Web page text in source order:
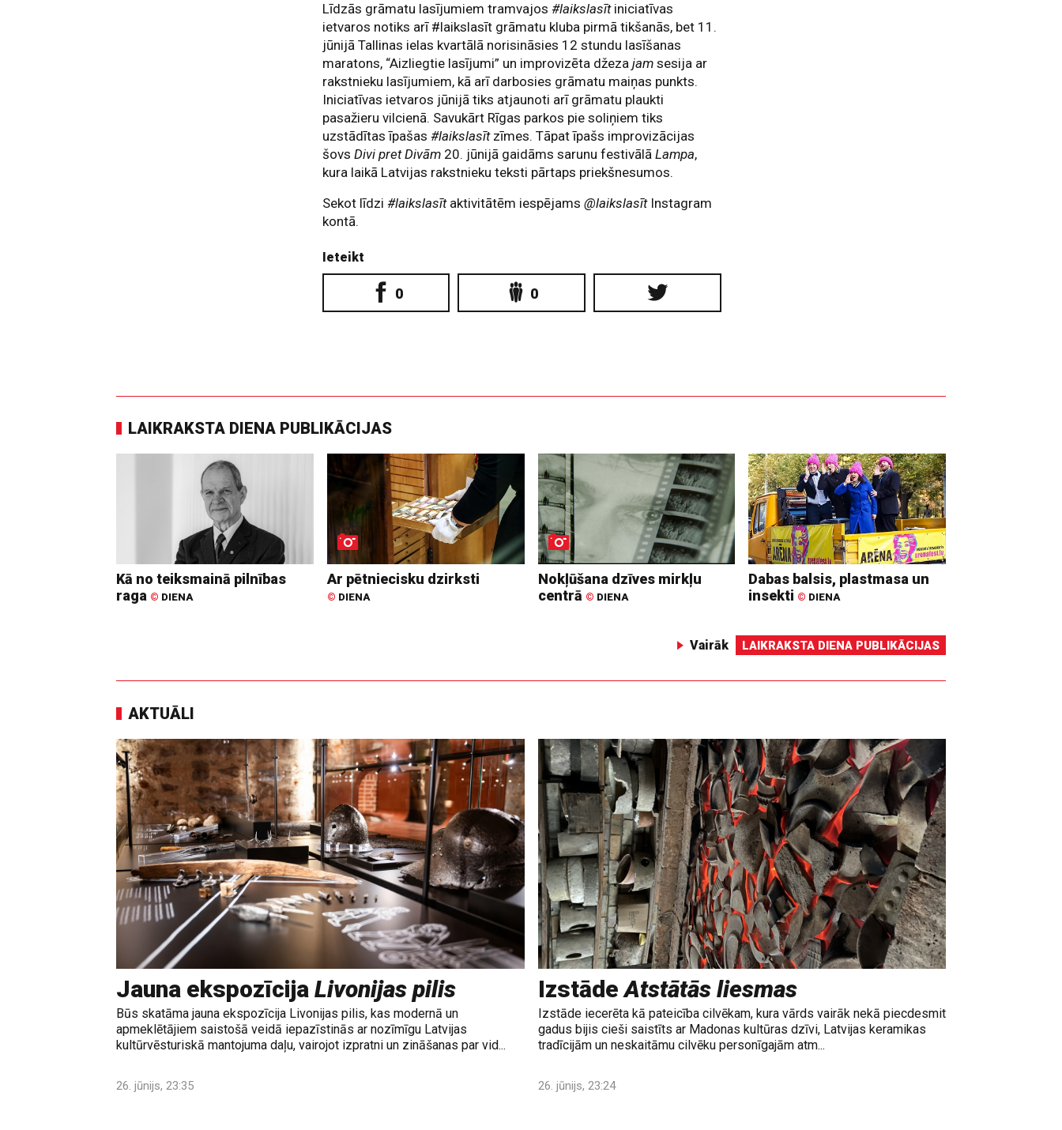
Līdzās grāmatu lasījumiem tramvajos#laikslasītiniciatīvas
ietvaros notiks arī #laikslasīt grāmatu kluba pirmā tikšanās, bet 11.
jūnijā Tallinas ielas kvartālā norisināsies 12 stundu lasīšanas
maratons, “Aizliegtie lasījumi” un improvizēta džezajam sesija ar
rakstnieku lasījumiem, kā arī darbosies grāmatu maiņas punkts.
Iniciatīvas ietvaros jūnijā tiks atjaunoti arī grāmatu plaukti
pasažieru vilcienā. Savukārt Rīgas parkos pie soliņiem tiks
uzstādītas īpašas#laikslasīt zīmes. Tāpat īpašs improvizācijas
šovsDivi pret Divām 20. jūnijā gaidāms sarunu festivālāLampa,
kura laikā Latvijas rakstnieku teksti pārtaps priekšnesumos.
Sekot līdzi#laikslasītaktivitātēm iespējams @laikslasītInstagram
kontā.
Ieteikt
0 0
LAIKRAKSTA DIENA PUBLIKĀCIJAS
Kā no teiksmainā pilnības
raga © DIENA
Ar pētniecisku dzirksti
© DIENA
Nokļūšana dzīves mirkļu
centrā © DIENA
Dabas balsis, plastmasa un
insekti © DIENA
Vairāk LAIKRAKSTA DIENA PUBLIKĀCIJAS
AKTUĀLI
Jauna ekspozīcija Livonijas pilis
Būs skatāma jauna ekspozīcija Livonijas pilis, kas modernā un
apmeklētājiem saistošā veidā iepazīstinās ar nozīmīgu Latvijas
kultūrvēsturiskā mantojuma daļu, vairojot izpratni un zināšanas par vid...
26. jūnijs, 23:35
IzstādeAtstātās liesmas
Izstāde iecerēta kā pateicība cilvēkam, kura vārds vairāk nekā piecdesmit
gadus bijis cieši saistīts ar Madonas kultūras dzīvi, Latvijas keramikas
tradīcijām un neskaitāmu cilvēku personīgajām atm...
26. jūnijs, 23:24